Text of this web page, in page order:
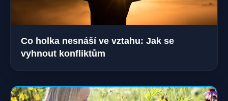
Co holka nesnáší ve vztahu: Jak se
vyhnout konfliktům